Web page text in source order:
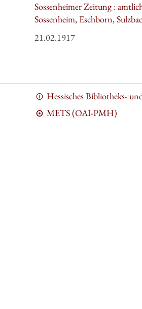
Sossenheimer Zeitung :
Sossenheim, Eschborn,
21.02.1917
Hessisches Bibliotheks-
METS (OAI-PMH)